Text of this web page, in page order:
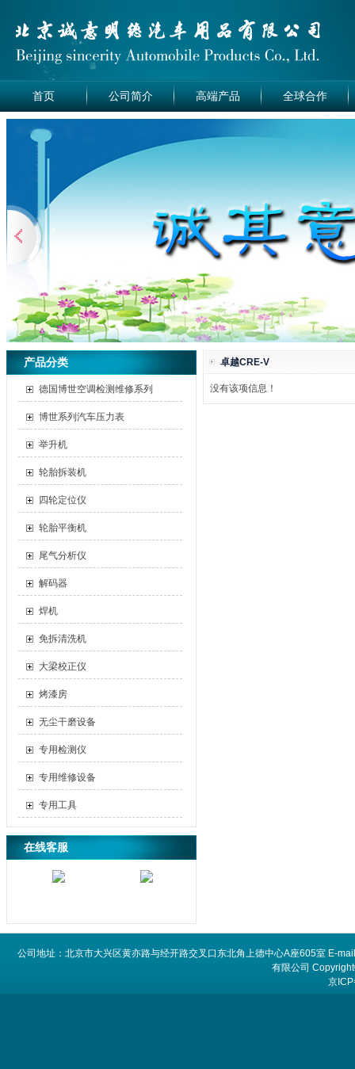
首页 公司简介 高端产品 全球合作
产品分类
德国博世空调检测维修系列
博世系列汽车压力表
举升机
轮胎拆装机
四轮定位仪
轮胎平衡机
尾气分析仪
解码器
焊机
免拆清洗机
大梁校正仪
烤漆房
无尘干磨设备
专用检测仪
专用维修设备
专用工具
在线客服
卓越CRE-V
没有该项信息！
公司地址：北京市大兴区黄亦路与经开路交叉口东北角上德中心A座605室 E-
有限公司
京